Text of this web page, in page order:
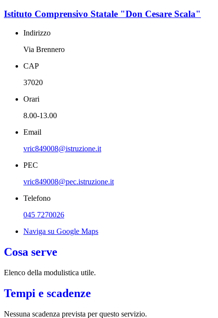
Istituto Comprensivo Statale "Don Cesare Scala"
Indirizzo
Via Brennero
CAP
37020
Orari
8.00-13.00
Email
vric849008@istruzione.it
PEC
vric849008@pec.istruzione.it
Telefono
045 7270026
Naviga su Google Maps
Cosa serve
Elenco della modulistica utile.
Tempi e scadenze
Nessuna scadenza prevista per questo servizio.